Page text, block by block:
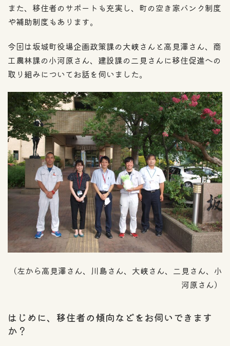
また、移住者のサポートも充実し、町の空き家バンク制度
や補助制度もあります。
今回は坂城町役場企画政策課の大峡さんと高見澤さん、商
工農林課の小河原さん、建設課の二見さんに移住促進への
取り組みについてお話を伺いました。
（左から高見澤さん、川島さん、大峡さん、二見さん、小
河原さん）
はじめに、移住者の傾向などをお伺いできます
か？